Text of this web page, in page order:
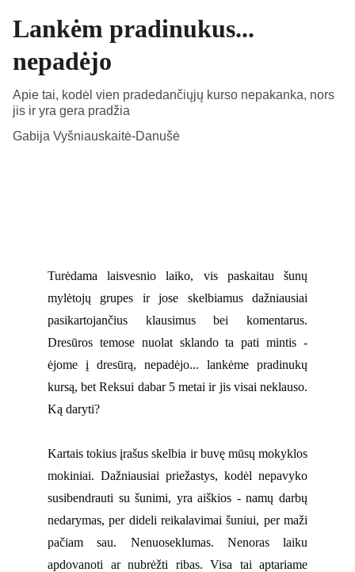
Lankėm pradinukus...
nepadėjo
Apie tai, kodėl vien pradedančiųjų kurso nepakanka, nors
jis ir yra gera pradžia
Gabija Vyšniauskaitė-Danušė
Turėdama laisvesnio laiko, vis paskaitau šunų
mylėtojų grupes ir jose skelbiamus dažniausiai
pasikartojančius klausimus bei komentarus.
Dresūros temose nuolat sklando ta pati mintis -
ėjome į dresūrą, nepadėjo... lankėme pradinukų
kursą, bet Reksui dabar 5 metai ir jis visai neklauso.
Ką daryti?
Kartais tokius įrašus skelbia ir buvę mūsų mokyklos
mokiniai. Dažniausiai priežastys, kodėl nepavyko
susibendrauti su šunimi, yra aiškios - namų darbų
nedarymas, per dideli reikalavimai šuniui, per maži
pačiam sau. Nenuoseklumas. Nenoras laiku
apdovanoti ar nubrėžti ribas. Visa tai aptariame